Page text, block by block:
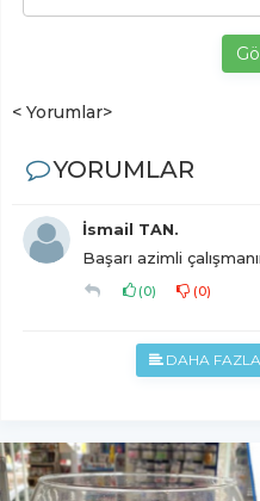
< Yorumlar>
YORUMLAR
İsmail TAN.
Başarı azimli
(0) (0)
DAHA